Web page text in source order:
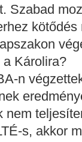
Szabad
Károlira?
n
nem
s, akkor